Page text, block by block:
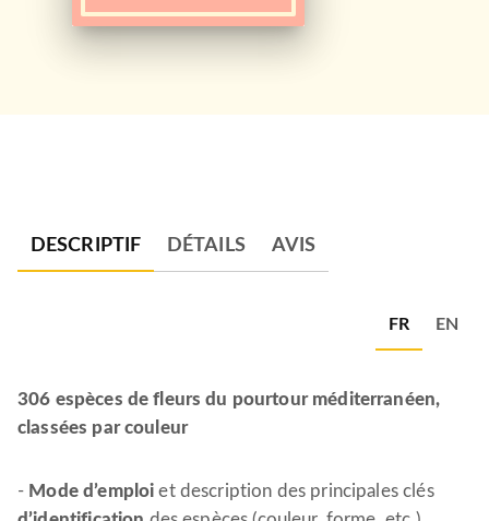
DESCRIPTIF DÉTAILS AVIS
FR EN
306 espèces de fleurs du pourtour méditerranéen,
classées par couleur
- Mode d’emploi et description des principales clés